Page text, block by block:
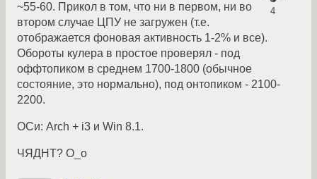
4
~55-60. Прикол в том, что ни в первом, ни во
втором случае ЦПУ не загружен (т.е.
отображается фоновая активность 1-2% и все).
Обороты кулера в простое проверял - под
оффтопиком в среднем 1700-1800 (обычное
состояние, это нормально), под онтопиком - 2100-
2200.
ОСи: Arch + i3 и Win 8.1.
ЧЯДНТ? О_о